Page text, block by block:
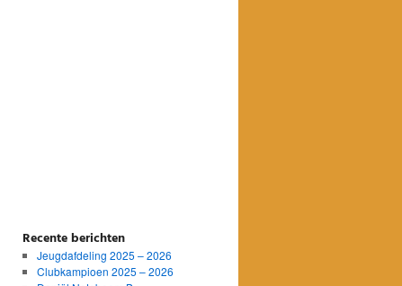
Recente berichten
Jeugdafdeling 2025 – 2026
Clubkampioen 2025 – 2026